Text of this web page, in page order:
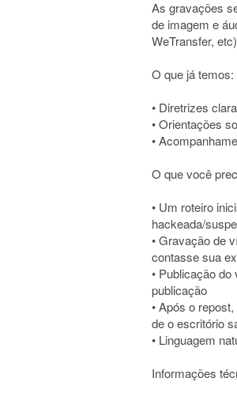
As gravações
de imagem e
WeTransfer,
O que já temos:
• Diretrizes
• Orientações
•
O que você
• Um roteiro
hackeada/
• Gravação de
contasse sua
• Publicação
publicação
• Após o
de o escritório
• Linguagem
Informações